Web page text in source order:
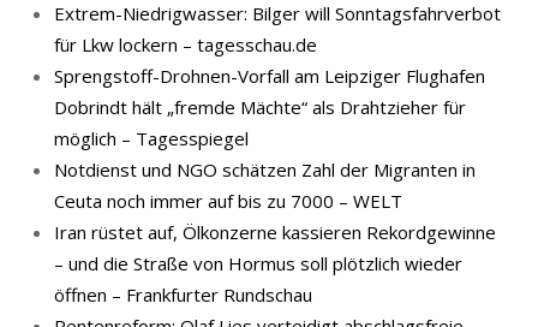
Extrem-Niedrigwasser: Bilger will Sonntagsfahrverbot
für Lkw lockern – tagesschau.de
Sprengstoff-Drohnen-Vorfall am Leipziger Flughafen
Dobrindt hält „fremde Mächte“ als Drahtzieher für
möglich – Tagesspiegel
Notdienst und NGO schätzen Zahl der Migranten in
Ceuta noch immer auf bis zu 7000 – WELT
Iran rüstet auf, Ölkonzerne kassieren Rekordgewinne
– und die Straße von Hormus soll plötzlich wieder
öffnen – Frankfurter Rundschau